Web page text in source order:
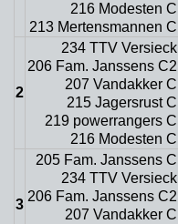
216 Modesten C
213 Mertensmannen C
2
234 TTV Versieck
206 Fam. Janssens C2
207 Vandakker C
215 Jagersrust C
219 powerrangers C
216 Modesten C
3
205 Fam. Janssens C
234 TTV Versieck
206 Fam. Janssens C2
207 Vandakker C